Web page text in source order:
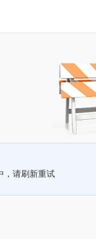
，请刷新重试